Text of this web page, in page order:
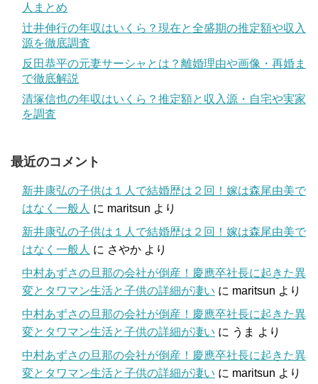
人まとめ
辻井伸行の年収はいくら？現在と全盛期の推定額や収入
源を徹底調査
反田恭平の元妻サーシャとは？離婚理由や画像・再婚ま
で徹底解説
清塚信也の年収はいくら？推定額と収入源・自宅や実家
を調査
最近のコメント
新井康弘の子供は１人で結婚歴は２回！嫁は森尾由美で
はなく一般人 に maritsun より
新井康弘の子供は１人で結婚歴は２回！嫁は森尾由美で
はなく一般人 に さやか より
中村あずさの旦那の会社が倒産！慶應卒社長に起きた異
変とタワマン生活と子供の詳細が凄い に maritsun より
中村あずさの旦那の会社が倒産！慶應卒社長に起きた異
変とタワマン生活と子供の詳細が凄い に うま より
中村あずさの旦那の会社が倒産！慶應卒社長に起きた異
変とタワマン生活と子供の詳細が凄い に maritsun より